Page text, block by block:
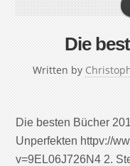
Die
Written by
Die besten Bücher
Unperfekten httpv://
v=9EL06J726N4 2.